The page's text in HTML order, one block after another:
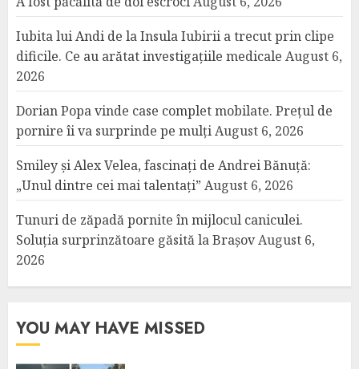
Iubita lui Andi de la Insula Iubirii a trecut prin clipe
dificile. Ce au arătat investigațiile medicale August 6,
2026
Dorian Popa vinde case complet mobilate. Prețul de
pornire îi va surprinde pe mulțiAugust 6, 2026
Smiley și Alex Velea, fascinați de Andrei Bănuță:
„Unul dintre cei mai talentați” August 6, 2026
Tunuri de zăpadă pornite în mijlocul caniculei.
Soluția surprinzătoare găsită la BrașovAugust 6,
2026
YOU MAY HAVE MISSED